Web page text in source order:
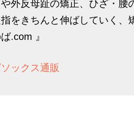
外反母趾の矯正、ひざ・
をきちんと伸ばしていく、
.com 』
ックス通販